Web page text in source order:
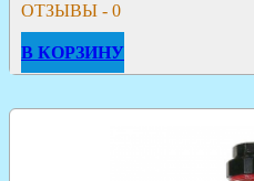
ОТЗЫВЫ - 0
В КОРЗИНУ